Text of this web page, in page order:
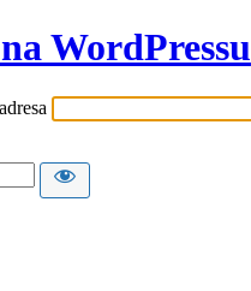
WordPressu